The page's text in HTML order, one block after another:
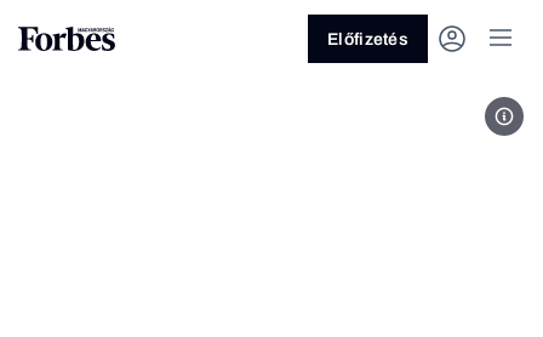
Előfizetés